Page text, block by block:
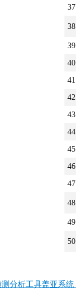
37
38
39
40
41
42
43
44
45
46
47
48
49
50
分析工具盖亚系统